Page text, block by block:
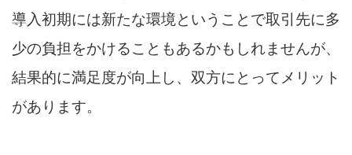
導入初期には新たな環境ということで取引先に多
少の負担をかけることもあるかもしれませんが、
結果的に満足度が向上し、双方にとってメリット
があります。